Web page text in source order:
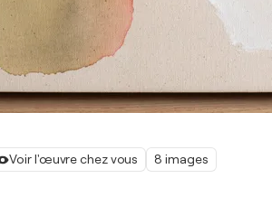
Voir l'œuvre chez vous 8 images